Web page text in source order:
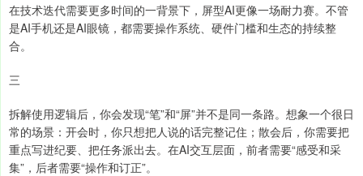
在技术迭代需要更多时间的一背景下，屏型AI更像一场耐力赛。不管
是AI手机还是AI眼镜，都需要操作系统、硬件门槛和生态的持续整
合。
三
拆解使用逻辑后，你会发现“笔”和“屏”并不是同一条路。想象一个很日
常的场景：开会时，你只想把人说的话完整记住；散会后，你需要把
重点写进纪要、把任务派出去。在AI交互层面，前者需要“感受和采
集”，后者需要“操作和订正”。